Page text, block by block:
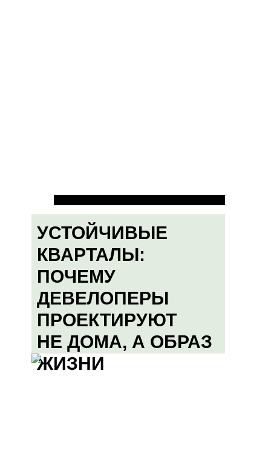
УСТОЙЧИВЫЕ
КВАРТАЛЫ:
ПОЧЕМУ
ДЕВЕЛОПЕРЫ
ПРОЕКТИРУЮТ
НЕ ДОМА, А ОБРАЗ
ЖИЗНИ